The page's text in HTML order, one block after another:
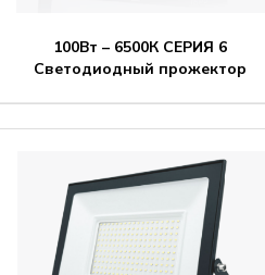
100Вт – 6500К СЕРИЯ 6
Светодиодный прожектор